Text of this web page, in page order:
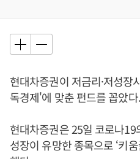
현대차증권이 저금리·저성
독경제'에 맞춘 펀드를 꼽았다.
현대차증권은 25일 코로나
성장이 유망한 종목으로 ‘키